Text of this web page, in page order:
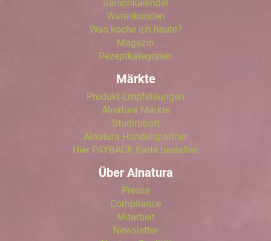
Saisonkalender
Warenkunden
Was koche ich heute?
Magazin
Rezeptkategorien
Märkte
Produkt-Empfehlungen
Alnatura Märkte
Studirabatt
Alnatura Handelspartner
Hier PAYBACK Karte bestellen
Über Alnatura
Presse
Compliance
Mitarbeit
Newsletter